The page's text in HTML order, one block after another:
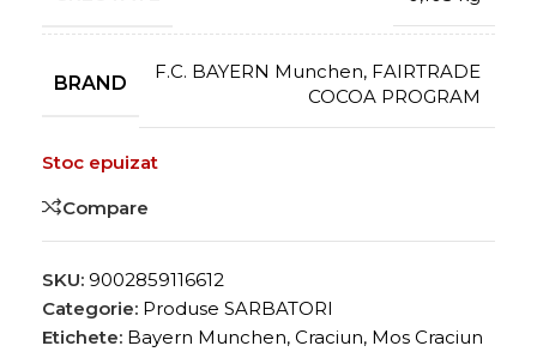
BRAND F.C. BAYERN Munchen, FAIRTRADE
COCOA PROGRAM
Stoc epuizat
Compare
SKU: 9002859116612
Categorie: Produse SARBATORI
Etichete: Bayern Munchen, Craciun, Mos Craciun